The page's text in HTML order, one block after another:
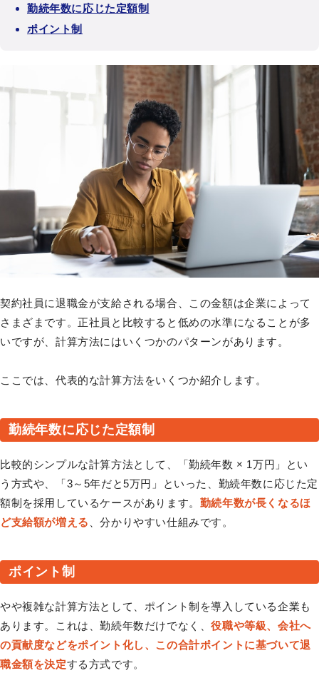
勤続年数に応じた定額制
ポイント制
契約社員に退職金が支給される場合、この金額は企業によって
さまざまです。正社員と比較すると低めの水準になることが多
いですが、計算方法にはいくつかのパターンがあります。
ここでは、代表的な計算方法をいくつか紹介します。
勤続年数に応じた定額制
比較的シンプルな計算方法として、「勤続年数 × 1万円」とい
う方式や、「3～5年だと5万円」といった、勤続年数に応じた定
額制を採用しているケースがあります。 勤続年数が長くなるほ
ど支給額が増える
、分かりやすい仕組みです。
ポイント制
やや複雑な計算方法として、ポイント制を導入している企業も
あります。これは、勤続年数だけでなく、役職や等級、会社へ
の貢献度などをポイント化し、この合計ポイントに基づいて退
職金額を決定する方式です。